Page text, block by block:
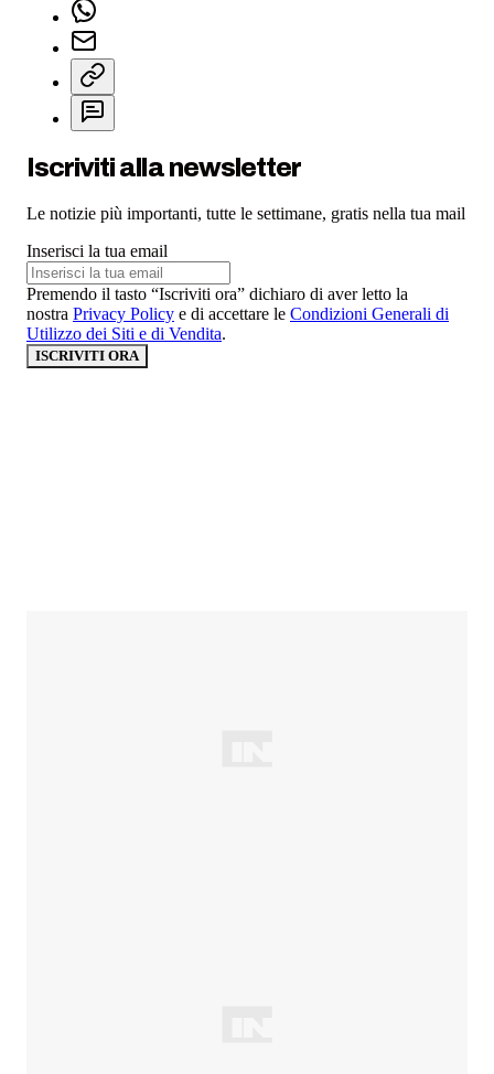
Iscriviti alla newsletter
Le notizie più importanti, tutte le settimane, gratis nella tua mail
Inserisci la tua email
Premendo il tasto “Iscriviti ora” dichiaro di aver letto la
nostra Privacy Policy e di accettare le Condizioni Generali di
Utilizzo dei Siti e di Vendita.
ISCRIVITI ORA